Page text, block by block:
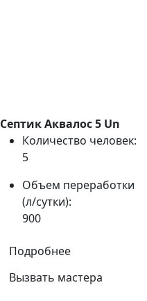
Септик Аквалос 5 Un
Количество человек:
5
Объем переработки
(л/сутки):
900
Подробнее
Вызвать мастера